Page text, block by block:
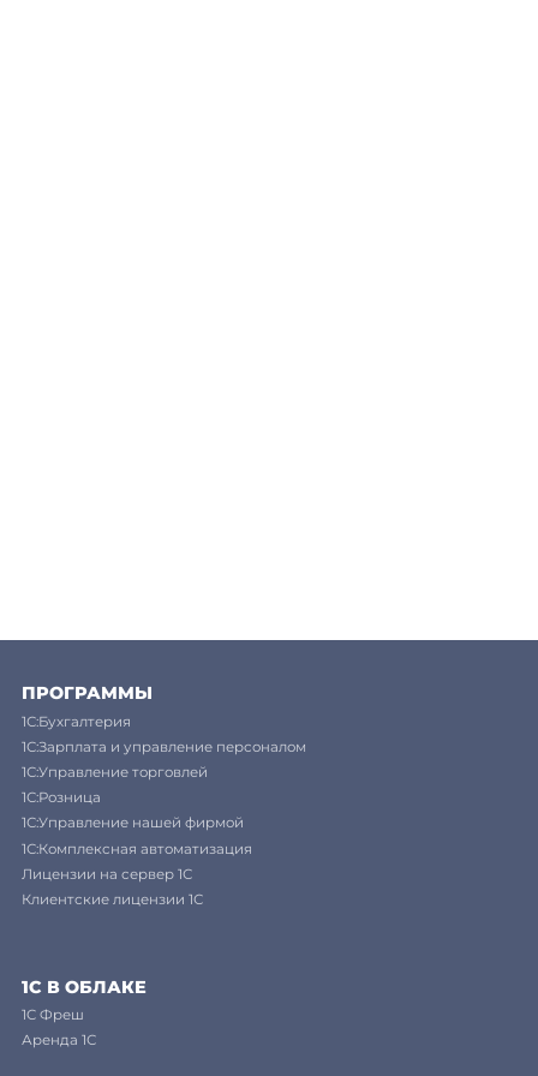
ПРОГРАММЫ
1С:Бухгалтерия
1С:Зарплата и управление персоналом
1С:Управление торговлей
1С:Розница
1С:Управление нашей фирмой
1С:Комплексная автоматизация
Лицензии на сервер 1С
Клиентские лицензии 1С
1С В ОБЛАКЕ
1C Фреш
Аренда 1С